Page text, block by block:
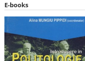
E-books